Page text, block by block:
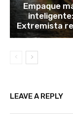
Empaque
Extremista
LEAVE A REPLY